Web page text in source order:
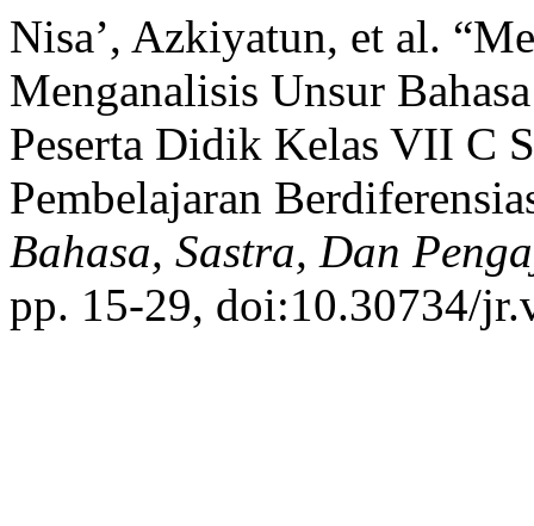
Nisa’, Azkiyatun, et al.
Menganalisis Unsur
Peserta Didik Kelas VII C
Pembelajaran
Bahasa, Sastra, Dan
pp. 15-29, doi:10.30734/